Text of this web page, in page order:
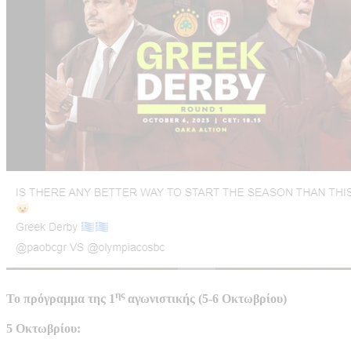
Το πρόγραμμα της 1 ηςαγωνιστικής (5-6 Οκτωβρίου)
5 Οκτωβρίου: